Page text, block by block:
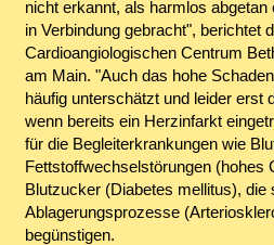
nicht erkannt, als harmlos
in Verbindung gebracht", berichtet
Cardioangiologischen Centrum
am Main. "Auch das hohe
häufig unterschätzt und leider erst
wenn bereits ein Herzinfarkt
für die Begleiterkrankungen wie
Fettstoffwechselstörungen (hohes
Blutzucker (Diabetes mellitus), die
Ablagerungsprozesse
begünstigen.